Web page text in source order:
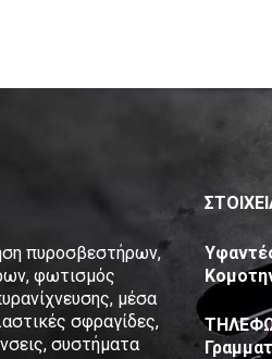
πυροσβεστήρων,
φωτισμός
μέσα
σφραγίδες,
συστήματα